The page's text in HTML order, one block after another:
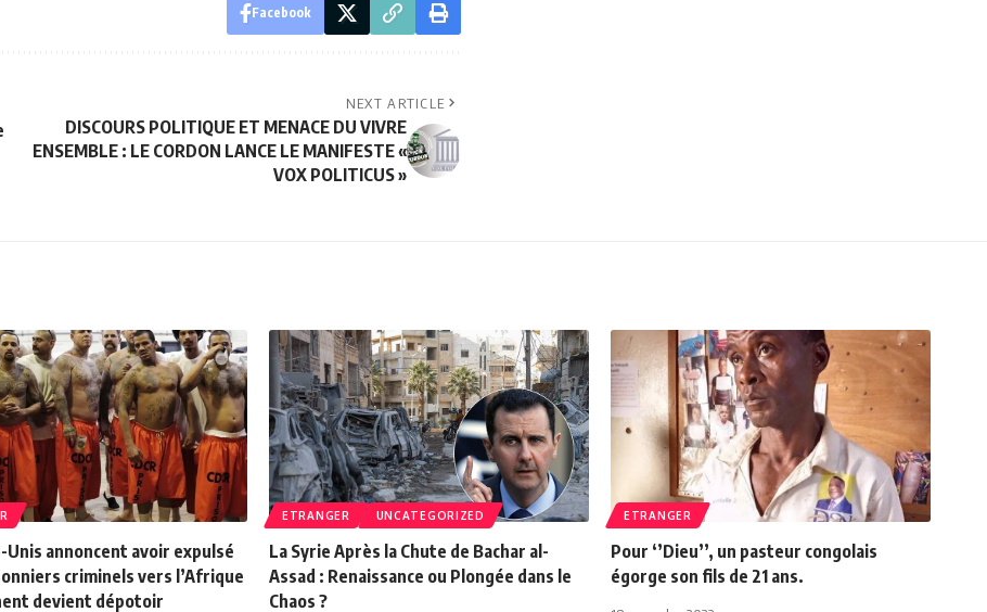
Facebook
NEXT ARTICLE
DISCOURS POLITIQUE ET MENACE DU VIVRE
ENSEMBLE : LE CORDON LANCE LE MANIFESTE «
VOX POLITICUS »
Unis annoncent avoir expulsé
criminels vers l’Afrique
devient dépotoir
ETRANGER UNCATEGORIZED
La Syrie Après la Chute de Bachar al-
Assad : Renaissance ou Plongée dans le
Chaos ?
ETRANGER
Pour ‘’Dieu’’, un pasteur congolais
égorge son fils de 21 ans.